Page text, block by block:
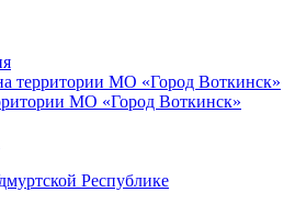
территории МО «Город Воткинск»
МО «Город Воткинск»
Республике